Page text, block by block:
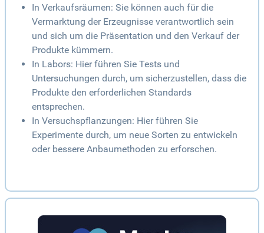
In Verkaufsräumen: Sie können auch für die
Vermarktung der Erzeugnisse verantwortlich sein
und sich um die Präsentation und den Verkauf der
Produkte kümmern.
In Labors: Hier führen Sie Tests und
Untersuchungen durch, um sicherzustellen, dass die
Produkte den erforderlichen Standards
entsprechen.
In Versuchspflanzungen: Hier führen Sie
Experimente durch, um neue Sorten zu entwickeln
oder bessere Anbaumethoden zu erforschen.